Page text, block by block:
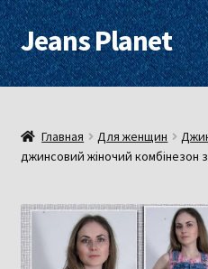
Перейти
к
навигации
Перейти
к
содержимому
Jeans Planet
Для женщин
Для мужчин
Оплата, доставка
Главная Для женщин
джинсовий жіночий комбінезон